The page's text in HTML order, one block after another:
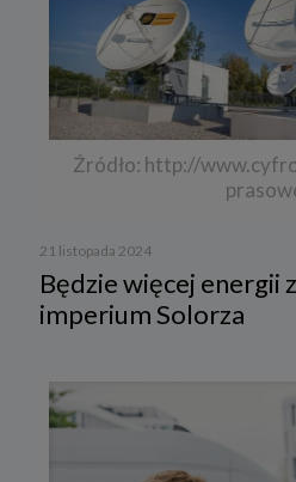
Źródło: http://
21 listopada 2024
Będzie więcej energii
imperium Solorza